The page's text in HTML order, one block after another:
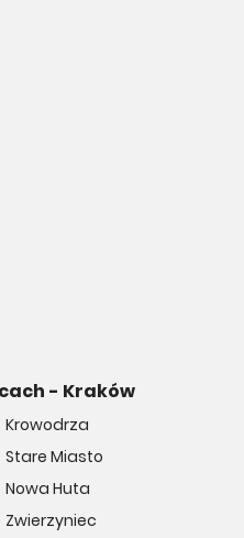
- Kraków
Krowodrza
Stare Miasto
Nowa Huta
Zwierzyniec